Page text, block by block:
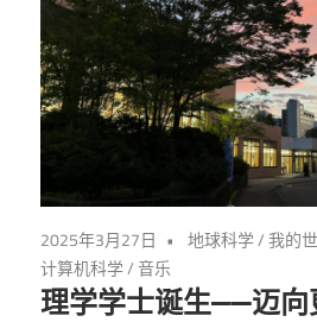
2025年3月27日 地球科学/我的
计算机科学/音乐
理学学士诞生——迈向